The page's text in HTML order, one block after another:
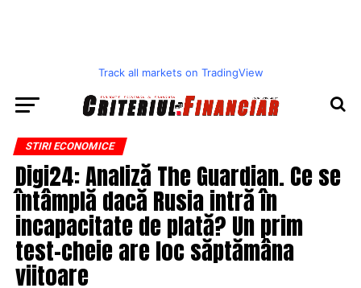
Track all markets on TradingView
STIRI ECONOMICE
Digi24: Analiză The Guardian. Ce se
întâmplă dacă Rusia intră în
incapacitate de plată? Un prim
test-cheie are loc săptămâna
viitoare